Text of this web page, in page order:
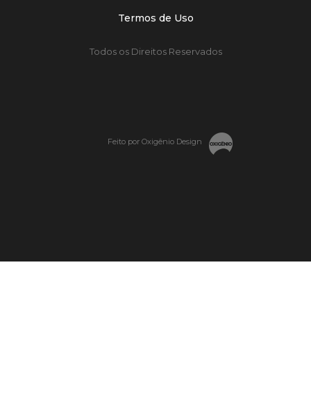
Termos de Uso
Todos os Direitos Reservados
Feito por Oxigênio Design